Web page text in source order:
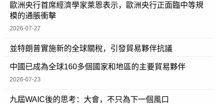
歐洲央行首席經濟學家萊恩表示，歐洲央行正面臨中等規
模的通脹衝擊
2026-07-27
並特朗普實施新的全球關稅，引發貿易夥伴抗議
中國已成為全球160多個國家和地區的主要貿易夥伴
2026-07-23
九屆WAIC後的思考：大會，不只為下一個風口